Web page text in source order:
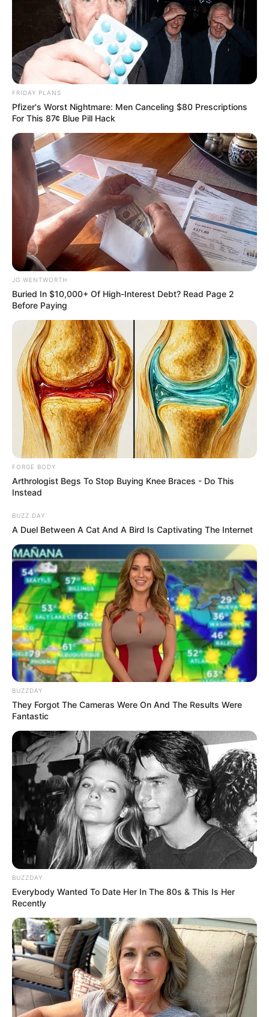
ไพ่ประจำวันของท่าน คือ ไพ่สุขสบาย
วันนี้ผลบุญและการคิดดีทำดี ส่งผลทำให้ท่านพบเจอ
ความสุขในชีวิต การทำงานค่อนข้างไร้กังวล ได้รับความ
ร่วมมืออย่างดี ทั้งงานส่วนตัวและงานประจำ ด้านการเงิน
อาจเข้ามาช้า แต่ชัวร์
ดวงคนเกิดวันอังคาร
ไพ่ประจำวันของท่าน คือ ไพ่กรรมกำหนด
วันนี้ชีวิตเหมือนติดกรรม จะทำอะไรก็ไม่เป็นอย่างหวัง
การเงินจับต้องไม่ได้ ยังคงต้องรอคอย การงานเจอปัญหา
เก่าๆกลับมาทำให้ท่านปวดหัว บางท่านเผชิญกับปัญหา
ความไม่ชัดเจนในงาน
ดวงคนเกิดวันพุธ
ไพ่ประจำวันของท่าน คือ ไพ่จากลา
เคราะห์กรรมจะมาจากคนใกล้ชิด วันนี้มีเกณฑ์เสียน้ำตา
เสียความรู้สึกดีดีกับคนใกล้ตัว บางท่านได้รับข่าวร้ายเรื่อง
งาน อาจต้องเริ่มต้นหางานใหม่ การเงินจะสูญเสียเงิน
ก้อนเพราะความใจดี
ดวงคนเกิดวันพฤหัสบดี
FRIDAY PLANS
Pfizer's Worst Nightmare: Men Canceling $80 Prescriptions
For This 87¢ Blue Pill Hack
JG WENTWORTH
Buried In $10,000+ Of High-Interest Debt? Read Page 2
Before Paying
FORGE BODY
Arthrologist Begs To Stop Buying Knee Braces - Do This
Instead
BUZZ DAY
A Duel Between A Cat And A Bird Is Captivating The Internet
BUZZDAY
They Forgot The Cameras Were On And The Results Were
Fantastic
BUZZDAY
Everybody Wanted To Date Her In The 80s & This Is Her
Recently